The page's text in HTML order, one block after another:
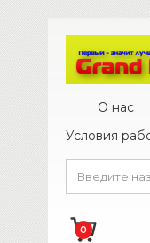
О нас
Условия
0